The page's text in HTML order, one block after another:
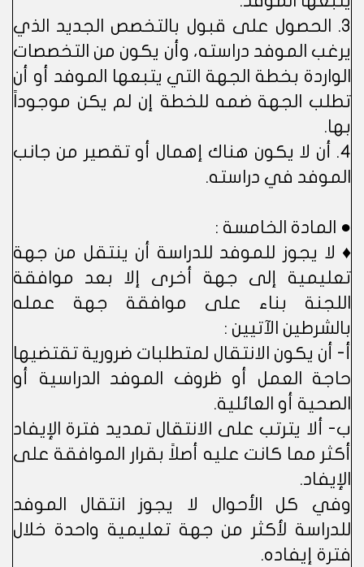
3. الحصول على قبول بالتخصص الجديد الذي
يرغب الموفد دراسته، وأن يكون من التخصصات
الواردة بخطة الجهة التي يتبعها الموفد أو أن
تطلب الجهة ضمه للخطة إن لم يكن موجوداً
بها.
4. أن لا يكون هناك إهمال أو تقصير من جانب
الموفد في دراسته.
● المادة الخامسة :
♦ لا يجوز للموفد للدراسة أن ينتقل من جهة
تعليمية إلى جهة أخرى إلا بعد موافقة
اللجنة بناء على موافقة جهة عمله
بالشرطين الآتيين :
أ- أن يكون الانتقال لمتطلبات ضرورية تقتضيها
حاجة العمل أو ظروف الموفد الدراسية أو
الصحية أو العائلية.
ب- ألا يترتب على الانتقال تمديد فترة الإيفاد
أكثر مما كانت عليه أصلاً بقرار الموافقة على
الإيفاد.
وفي كل الأحوال لا يجوز انتقال الموفد
للدراسة لأكثر من جهة تعليمية واحدة خلال
فترة إيفاده.